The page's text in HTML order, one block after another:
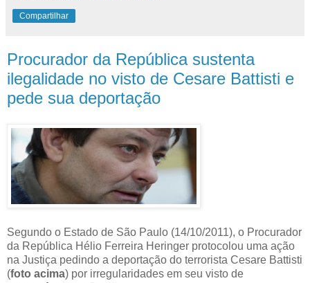
Compartilhar
Procurador da República sustenta
ilegalidade no visto de Cesare Battisti e
pede sua deportação
Segundo o Estado de São Paulo (14/10/2011), o Procurador
da República Hélio Ferreira Heringer protocolou uma ação
na Justiça pedindo a deportação do terrorista Cesare Battisti
(foto acima) por irregularidades em seu visto de